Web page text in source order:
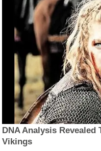
DNA Analysis
Vikings